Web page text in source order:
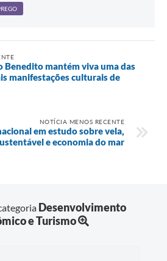
Benedito mantém viva uma das
manifestações culturais de
NOTÍCIA MENOS RECENTE
em estudo sobre vela,
e economia do mar
Desenvolvimento
e Turismo